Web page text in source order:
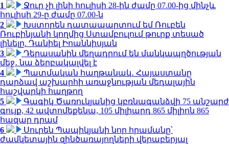
1
Ջուր չի լինի հուլիսի 28-ին ժամը 07.00-ից մինչև
հուլիսի 29-ը ժամը 07.00-ն
2
Խստորեն դատապարտում եմ Ռուբեն
Ռուբինյանի կողմից Ստամբուլում թուրք տեսած
լինելը. Դանիել Իոաննիսյան
3
Դերասանին մեղադրում են մանկապղծության
մեջ․ նա ձերբակալվել է
4
Պատմական հաղթանակ․ Հայաստանը
դարձավ աշխարհի առաջնության մեդալային
հաշվարկի հաղթող
5
Գագիկ Ծառուկյանից կբռնագանձվի 75 անշարժ
գույք, 42 ավտոմեքենա, 105 միլիարդ 865 միլիոն 865
հազար դրամ
6
Սուրեն Պապիկյանի նոր հրամանը՝
ժամկետային զինծառայողների վերաբերյալ